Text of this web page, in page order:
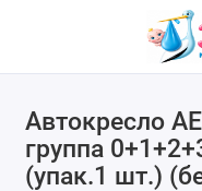
Автокресло
группа
(упак.1 шт.)